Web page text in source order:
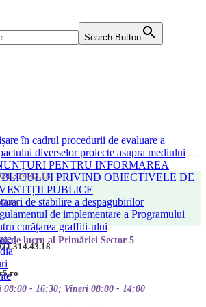
Search Button
în cadrul procedurii de evaluare a
diverselor proiecte asupra mediului
PENTRU INFORMAREA
PRIVIND OBIECTIVELE DE
PUBLICE
de stabilire a despagubirilor
de implementare a Programului
curățarea graffiti-ului
de lucru al Primăriei Sector 5
- 16:30; Vineri 08:00 - 14:00